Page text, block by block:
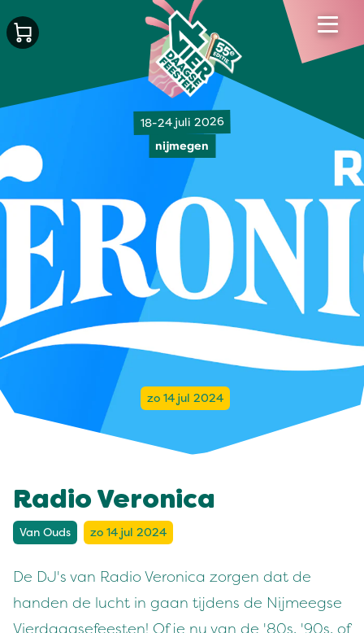
18-24 juli 2026
nijmegen
zo 14 jul 2024
Radio Veronica
Van Ouds zo 14 jul 2024
De DJ's van Radio Veronica zorgen dat de
handen de lucht in gaan tijdens de Nijmeegse
Vierdaagsefeesten! Of je nu van de '80s, '90s, of